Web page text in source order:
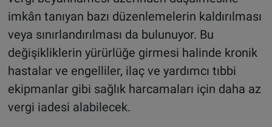
imkân tanıyan bazı düzenlemelerin kaldırılması
veya sınırlandırılması da bulunuyor. Bu
değişikliklerin yürürlüğe girmesi halinde kronik
hastalar ve engelliler, ilaç ve yardımcı tıbbi
ekipmanlar gibi sağlık harcamaları için daha az
vergi iadesi alabilecek.